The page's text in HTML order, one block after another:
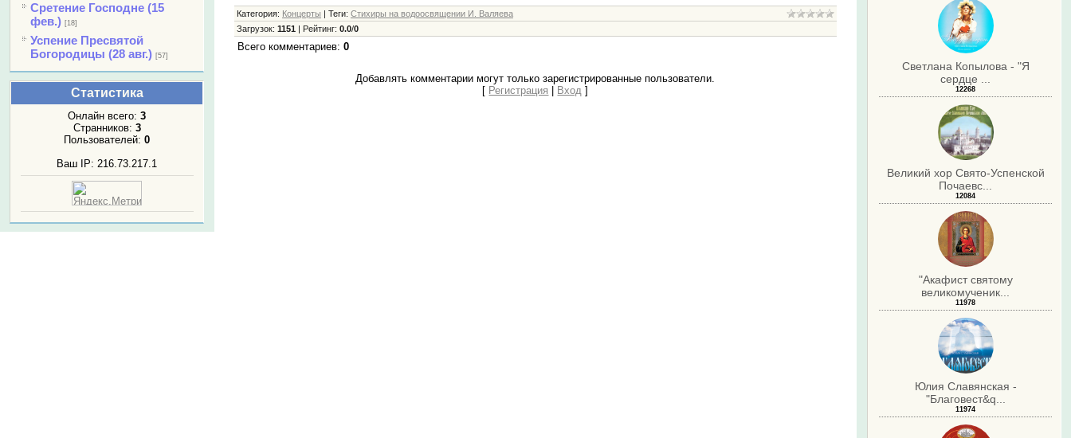
Сретение Господне (15
фев.) [18]
Успение Пресвятой
Богородицы (28 авг.) [57]
Статистика
Онлайн всего:3
Странников: 3
Пользователей:0
Ваш IP: 216.73.217.1
Светлана Копылова - "Я
сердце ...
12268
Великий хор Свято-Успенской
Почаевс...
12084
"Акафист святому
великомученик...
11978
Юлия Славянская -
"Благовест&q...
11974
Категория: Концерты Теги: Стихиры на водоосвящении И. Валяева
Загрузок: 1151| Рейтинг: 0.0/0
Всего комментариев: 0
Добавлять комментарии могут только зарегистрированные пользователи.
[ Регистрация Вход ]